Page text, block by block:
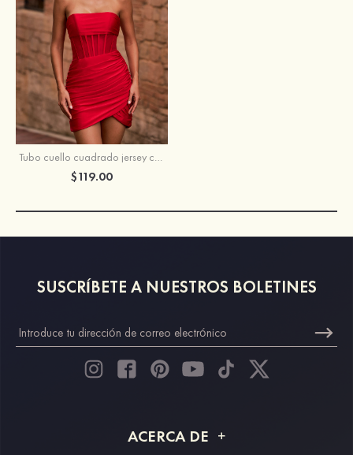
Tubo cuello cuadrado jersey corto vestido para homecoming con plisado
$119.00
SUSCRÍBETE A NUESTROS BOLETINES
ACERCA DE